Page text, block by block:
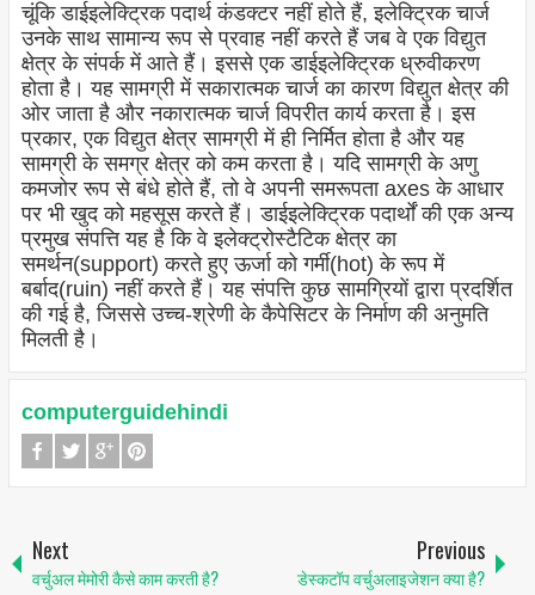
चूंकि डाईइलेक्ट्रिक पदार्थ कंडक्टर नहीं होते हैं, इलेक्ट्रिक चार्ज
उनके साथ सामान्य रूप से प्रवाह नहीं करते हैं जब वे एक विद्युत
क्षेत्र के संपर्क में आते हैं। इससे एक डाईइलेक्ट्रिक ध्रुवीकरण
होता है। यह सामग्री में सकारात्मक चार्ज का कारण विद्युत क्षेत्र की
ओर जाता है और नकारात्मक चार्ज विपरीत कार्य करता है। इस
प्रकार, एक विद्युत क्षेत्र सामग्री में ही निर्मित होता है और यह
सामग्री के समग्र क्षेत्र को कम करता है। यदि सामग्री के अणु
कमजोर रूप से बंधे होते हैं, तो वे अपनी समरूपता axes के आधार
पर भी खुद को महसूस करते हैं। डाईइलेक्ट्रिक पदार्थों की एक अन्य
प्रमुख संपत्ति यह है कि वे इलेक्ट्रोस्टैटिक क्षेत्र का
समर्थन(support) करते हुए ऊर्जा को गर्मी(hot) के रूप में
बर्बाद(ruin) नहीं करते हैं। यह संपत्ति कुछ सामग्रियों द्वारा प्रदर्शित
की गई है, जिससे उच्च-श्रेणी के कैपेसिटर के निर्माण की अनुमति
मिलती है।
computerguidehindi
Next
वर्चुअल मेमोरी कैसे काम करती है?
Previous
डेस्कटॉप वर्चुअलाइजेशन क्या है?